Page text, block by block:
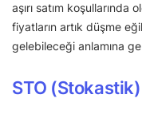
aşırı satım
fiyatların artık düşme
gelebileceği anlamına
STO